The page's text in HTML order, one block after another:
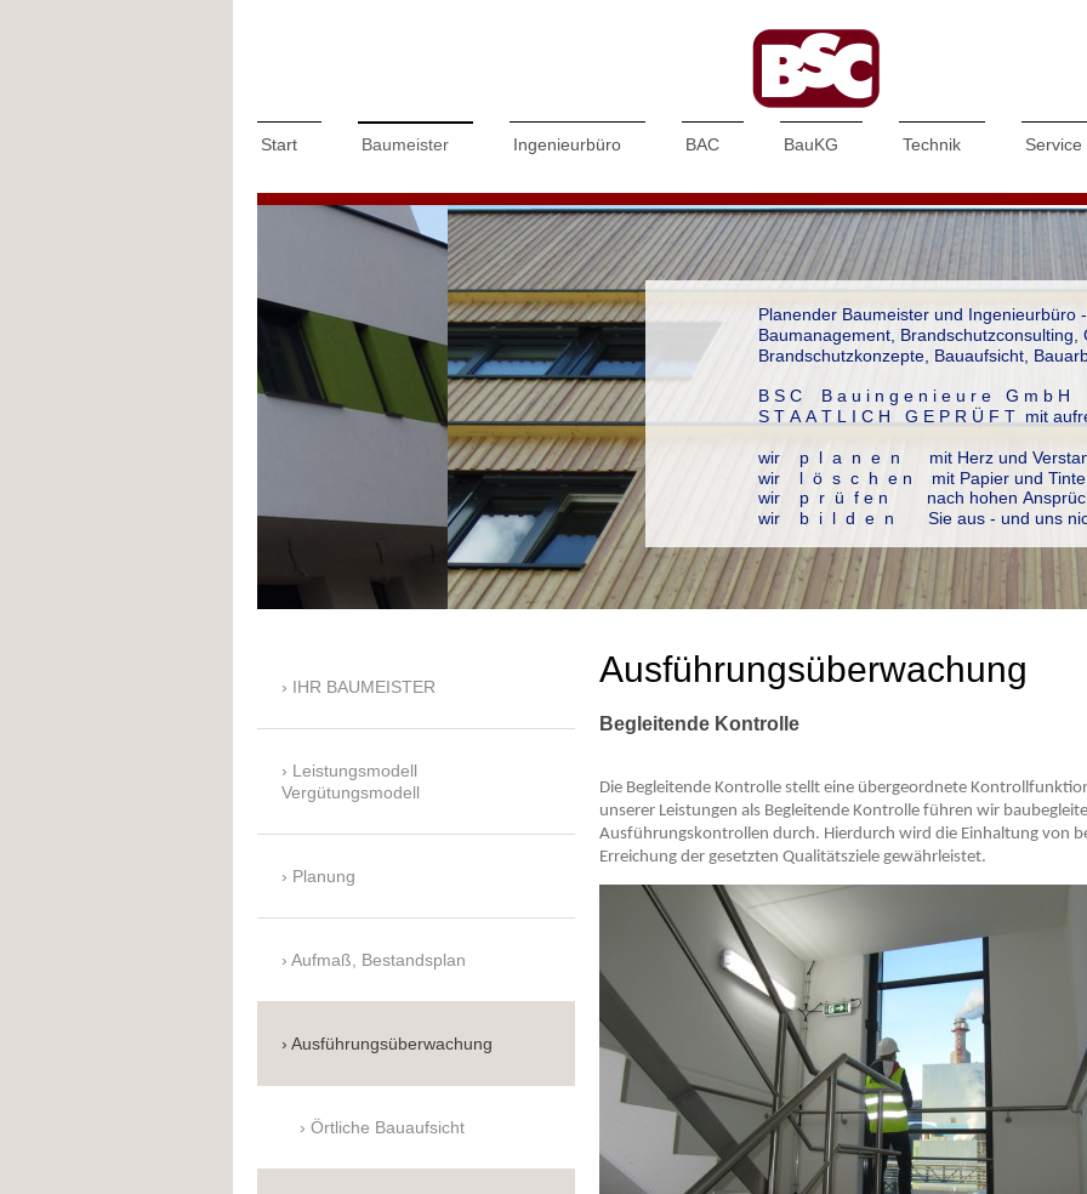
Start Baumeister Ingenieurbüro BAC BauKG Technik Service
Planender Baumeister und Ingenieurbüro
Baumanagement, Brandschutzconsulting,
Brandschutzkonzepte, Bauaufsicht,
B S C B a u i n g e n i e u r e G m b
S T A A T L I C H G E P R Ü F T mit
wir p l a n e n mit Herz und
wir l ö s c h e n mit Papier und Tinte
wir p r ü f e n nach hohen
wir b i l d e n Sie aus - und uns
Ausführungsüberwachung
Begleitende Kontrolle
Die Begleitende Kontrolle stellt eine übergeordnete
unserer Leistungen als Begleitende Kontrolle führen wir
Ausführungskontrollen durch. Hierdurch wird die Einhaltung von
Erreichung der gesetzten Qualitätsziele gewährleistet.
IHR BAUMEISTER
Leistungsmodell
Vergütungsmodell
Planung
Aufmaß, Bestandsplan
Ausführungsüberwachung
Örtliche Bauaufsicht